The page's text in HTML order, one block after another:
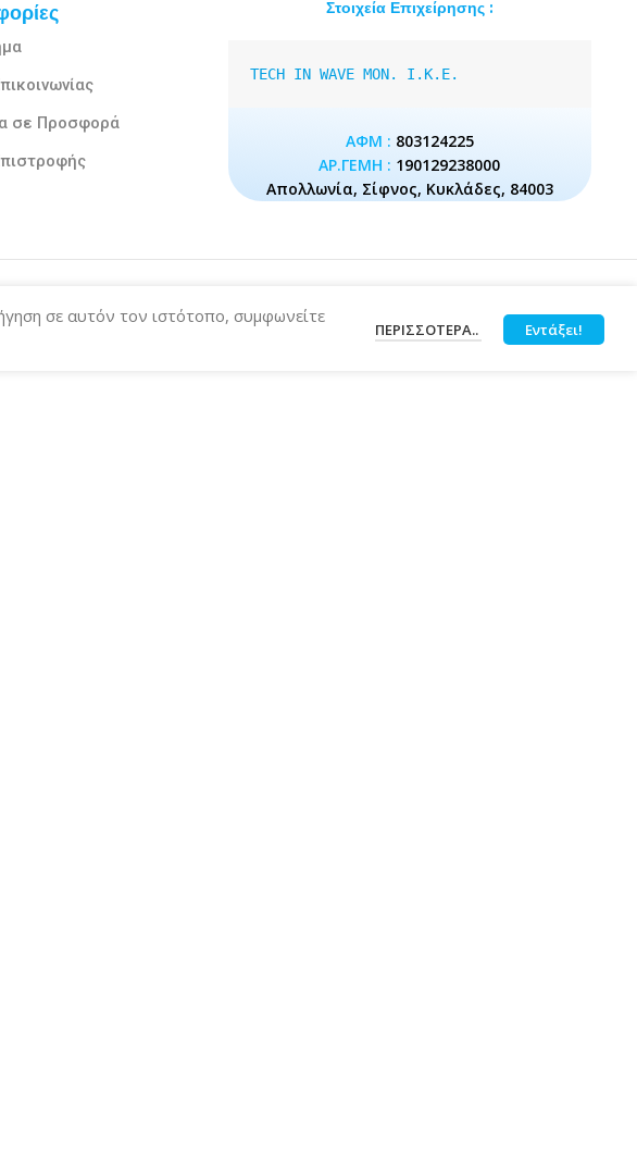
σε Προσφορά
Στοιχεία Επιχείρησης :
TECH IN WAVE MON. I.K.E.
ΑΦΜ : 803124225
ΑΡ.ΓΕΜΗ : 190129238000
Απολλωνία, Σίφνος, Κυκλάδες, 84003
σε αυτόν τον ιστότοπο, συμφωνείτε
ΠΕΡΙΣΣΌΤΕΡΑ.. Εντάξει!